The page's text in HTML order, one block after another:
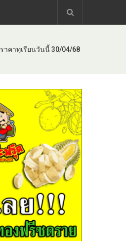
ราคาทุเรียนวันนี้ 30/04/68